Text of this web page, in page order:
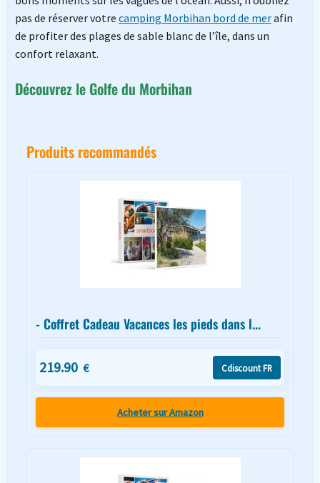
pas de réserver votre camping Morbihan bord de merafin
de profiter des plages de sable blanc de l’île, dans un
confort relaxant.
Découvrez le Golfe du Morbihan
Produits recommandés
- Coffret Cadeau Vacances les pieds dans l...
219.90 € Cdiscount FR
Acheter sur Amazon